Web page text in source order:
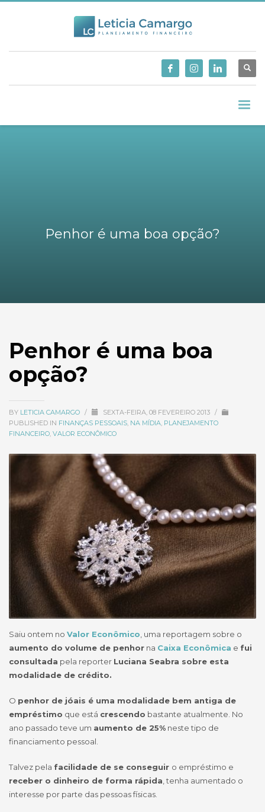
Penhor é uma boa opção?
Penhor é uma boa
opção?
BY LETICIA CAMARGO / SEXTA-FEIRA, 08 FEVEREIRO 2013 /
PUBLISHED IN FINANÇAS PESSOAIS NA MÍDIA PLANEJAMENTO
FINANCEIRO VALOR ECONÔMICO
Saiu ontem no Valor Econômico, uma reportagem sobre o
aumento do volume de penhor na Caixa Econômica e fui
consultada pela reporter Luciana Seabra sobre esta
modalidade de crédito.
O penhor de jóais é uma modalidade bem antiga de
empréstimo que está crescendo bastante atualmente. No
ano passado teve um aumento de 25% neste tipo de
financiamento pessoal.
Talvez pela facilidade de se conseguir o empréstimo e
receber o dinheiro de forma rápida, tenha aumentado o
interesse por parte das pessoas físicas.